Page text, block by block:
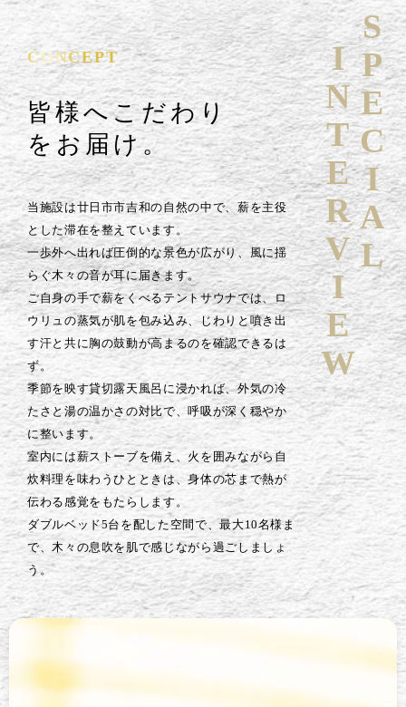
CONCEPT
皆様へこだわり
をお届け。
当施設は廿日市市吉和の自然の中で、薪を主役
とした滞在を整えています。
一歩外へ出れば圧倒的な景色が広がり、風に揺
らぐ木々の音が耳に届きます。
ご自身の手で薪をくべるテントサウナでは、ロ
ウリュの蒸気が肌を包み込み、じわりと噴き出
す汗と共に胸の鼓動が高まるのを確認できるは
ず。
季節を映す貸切露天風呂に浸かれば、外気の冷
たさと湯の温かさの対比で、呼吸が深く穏やか
に整います。
室内には薪ストーブを備え、火を囲みながら自
炊料理を味わうひとときは、身体の芯まで熱が
伝わる感覚をもたらします。
ダブルベッド5台を配した空間で、最大10名様ま
で、木々の息吹を肌で感じながら過ごしましょ
う。
SPECIAL
INTERVIEW